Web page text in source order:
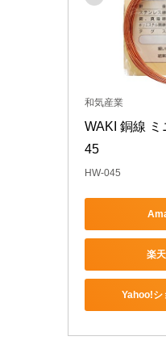
和気産業
WAKI 銅線
45
HW-045
楽
Yahoo!シ